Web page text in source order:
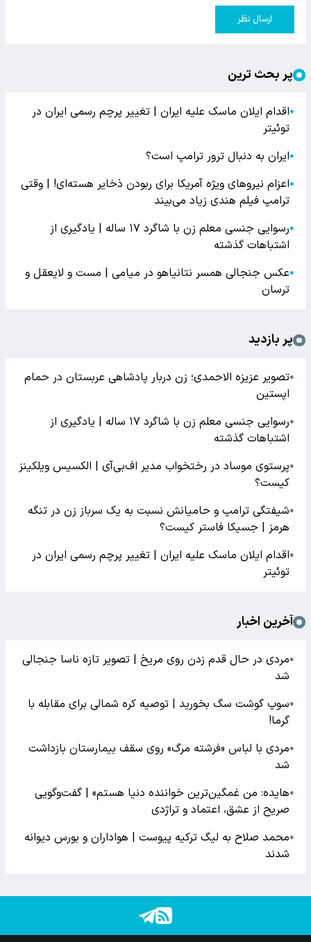
ارسال نظر
پر بحث ترین
●اقدام ایلان ماسک علیه ایران | تغییر پرچم رسمی ایران در
توئیتر
●ایران به دنبال ترور ترامپ است؟
●اعزام نیروهای ویژه آمریکا برای ربودن ذخایر هسته‌ای! | وقتی
ترامپ فیلم هندی زیاد می‌بیند
●
رسوایی جنسی معلم زن با شاگرد ۱۷ ساله | یادگیری از
اشتباهات گذشته
●عکس جنجالی همسر نتانیاهو در میامی | مست و لایعقل و
ترسان
پر بازدید
●تصویر عزیزه الاحمدی؛ زن دربار پادشاهی عربستان در حمام
اپستین
●
رسوایی جنسی معلم زن با شاگرد ۱۷ ساله | یادگیری از
اشتباهات گذشته
●پرستوی موساد در رختخواب مدیر اف‌بی‌آی | الکسیس ویلکینز
کیست؟
●شیفتگی ترامپ و حامیانش نسبت به یک سرباز زن در تنگه
هرمز | جسیکا فاستر کیست؟
●اقدام ایلان ماسک علیه ایران | تغییر پرچم رسمی ایران در
توئیتر
آخرین اخبار
●مردی در حال قدم زدن روی مریخ | تصویر تازه ناسا جنجالی
شد
●سوپ گوشت سگ بخورید | توصیه کره شمالی برای مقابله با
گرما!
●مردی با لباس «فرشته مرگ» روی سقف بیمارستان بازداشت
شد
●هایده: من غمگین‌ترین خواننده دنیا هستم» | گفت‌وگویی
صریح از عشق، اعتماد و تراژدی
●محمد صلاح به لیگ ترکیه پیوست | هواداران و بورس دیوانه
شدند